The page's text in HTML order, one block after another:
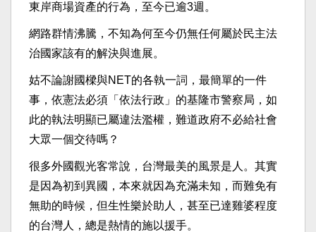
東岸商場資產的行為，至今已逾3週。
網路群情沸騰，不知為何至今仍無任何屬於民主法
治國家該有的解決與進展。
姑不論謝國樑與NET的各執一詞，最簡單的一件
事，依憲法必須「依法行政」的基隆市警察局，如
此的執法明顯已屬違法濫權，難道政府不必給社會
大眾一個交待嗎？
很多外國觀光客常說，台灣最美的風景是人。其實
是因為初到異國，本來就因為充滿未知，而難免有
無助的時候，但生性樂於助人，甚至已達雞婆程度
的台灣人，總是熱情的施以援手。